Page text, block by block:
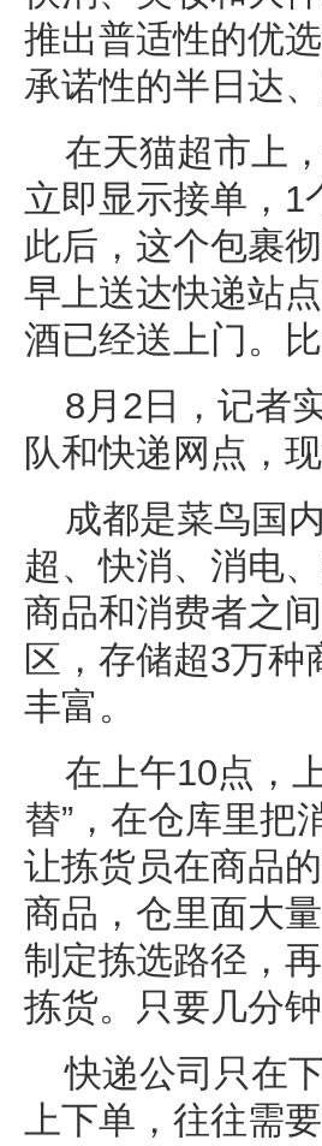
推出普适性的优
承诺性的半日达
在天猫超市上
立即显示接单，1
此后，这个包裹
早上送达快递站
酒已经送上门。
8月2日，记者
队和快递网点，
成都是菜鸟国
超、快消、消电
商品和消费者之
区，存储超3万
丰富。
在上午10点，
替”，在仓库里把
让拣货员在商品
商品，仓里面大
制定拣选路径，
拣货。只要几分
快递公司只在
上下单，往往需